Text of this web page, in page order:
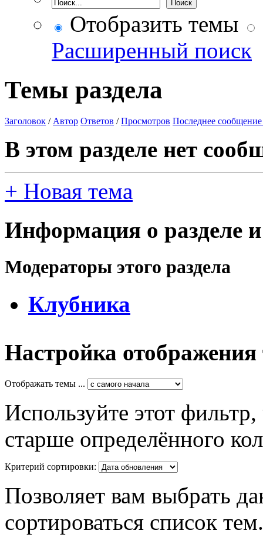
Отобразить темы
Расширенный поиск
Темы раздела
Заголовок / Автор Ответов /Просмотров Последнее сообщение
В этом разделе нет
+ Новая тема
Информация о разделе
Модераторы этого раздела
Клубника
Настройка отображения
Отображать темы ...
Используйте этот
старше определённого
Критерий сортировки:
Позволяет вам выбрать
сортироваться список тем.